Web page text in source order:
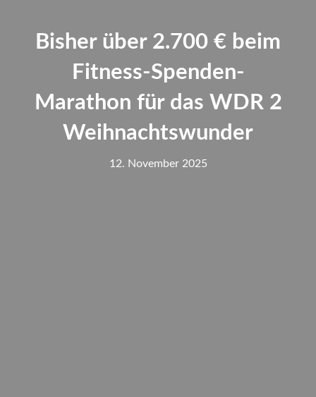
Bisher über 2.700 € beim
Fitness-Spenden-
Marathon für das WDR 2
Weihnachtswunder
12. November 2025